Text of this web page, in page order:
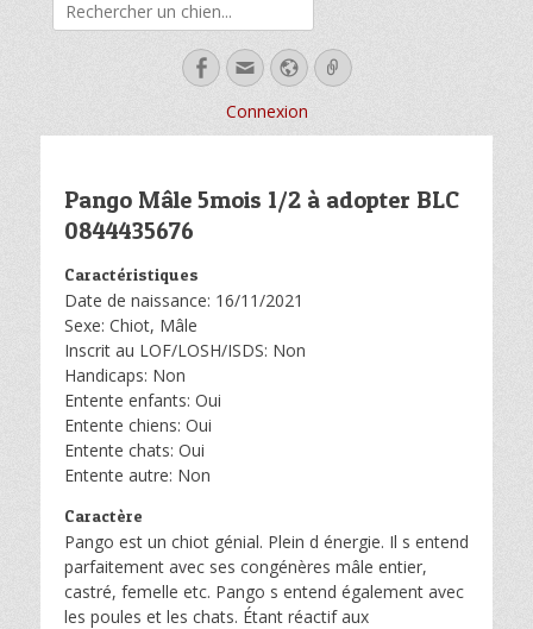
Facebook
EmailSite
web
Link
Connexion
Pango Mâle 5mois 1/2 à adopter BLC
0844435676
Caractéristiques
Date de naissance: 16/11/2021
Sexe: Chiot, Mâle
Inscrit au LOF/LOSH/ISDS: Non
Handicaps: Non
Entente enfants: Oui
Entente chiens: Oui
Entente chats: Oui
Entente autre: Non
Caractère
Pango est un chiot génial. Plein d énergie. Il s entend
parfaitement avec ses congénères mâle entier,
castré, femelle etc. Pango s entend également avec
les poules et les chats. Étant réactif aux